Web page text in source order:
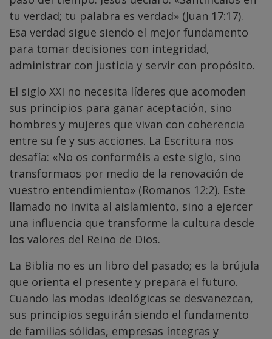
tu verdad; tu palabra es verdad» (Juan 17:17).
Esa verdad sigue siendo el mejor fundamento
para tomar decisiones con integridad,
administrar con justicia y servir con propósito.
El siglo XXI no necesita líderes que acomoden
sus principios para ganar aceptación, sino
hombres y mujeres que vivan con coherencia
entre su fe y sus acciones. La Escritura nos
desafía: «No os conforméis a este siglo, sino
transformaos por medio de la renovación de
vuestro entendimiento» (Romanos 12:2). Este
llamado no invita al aislamiento, sino a ejercer
una influencia que transforme la cultura desde
los valores del Reino de Dios.
La Biblia no es un libro del pasado; es la brújula
que orienta el presente y prepara el futuro.
Cuando las modas ideológicas se desvanezcan,
sus principios seguirán siendo el fundamento
de familias sólidas, empresas íntegras y